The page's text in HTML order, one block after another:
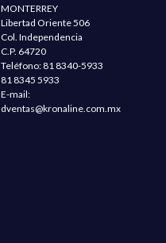
MONTERREY
Libertad Oriente 506
Col. Independencia
C.P. 64720
Teléfono:81 8340-5933
81 8345 5933
E-mail:
dventas@kronaline.com.mx